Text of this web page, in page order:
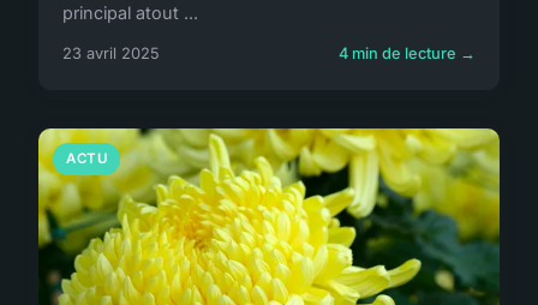
principal atout ...
23 avril 2025 4 min de lecture →
ACTU